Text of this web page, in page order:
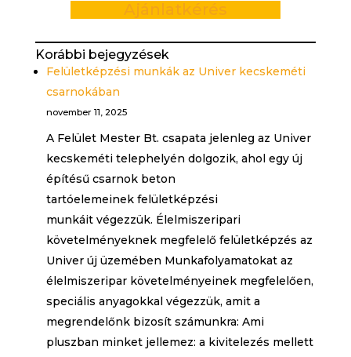
Ajánlatkérés
Korábbi bejegyzések
Felületképzési munkák az Univer kecskeméti
csarnokában
november 11, 2025
A Felület Mester Bt. csapata jelenleg az Univer
kecskeméti telephelyén dolgozik, ahol egy új
építésű csarnok beton
tartóelemeinek felületképzési
munkáit végezzük. Élelmiszeripari
követelményeknek megfelelő felületképzés az
Univer új üzemében Munkafolyamatokat az
élelmiszeripar követelményeinek megfelelően,
speciális anyagokkal végezzük, amit a
megrendelőnk bizosít számunkra: Ami
pluszban minket jellemez: a kivitelezés mellett